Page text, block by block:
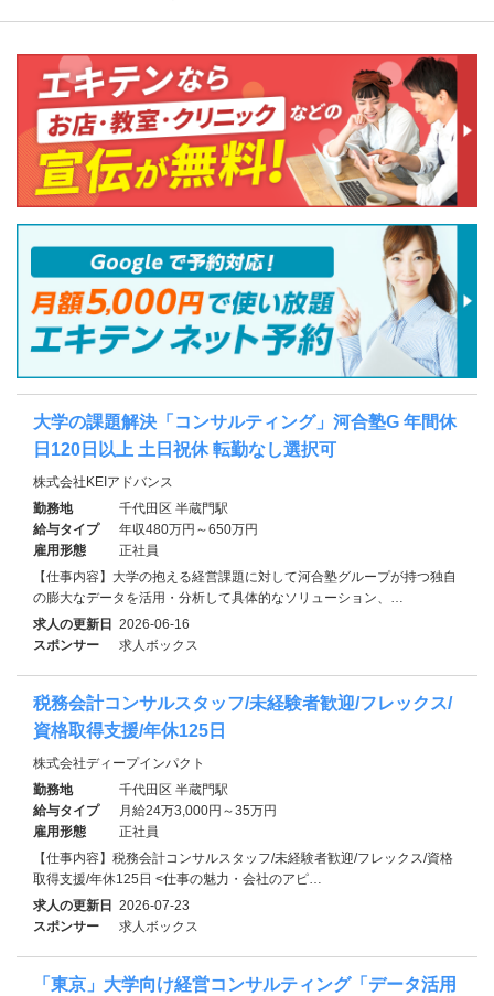
大学の課題解決「コンサルティング」河合塾G 年間休
日120日以上 土日祝休 転勤なし選択可
株式会社KEIアドバンス
勤務地
千代田区 半蔵門駅
給与タイプ
年収480万円～650万円
雇用形態
正社員
【仕事内容】大学の抱える経営課題に対して河合塾グループが持つ独自
の膨大なデータを活用・分析して具体的なソリューション、…
求人の更新日 2026-06-16
スポンサー
求人ボックス
税務会計コンサルスタッフ/未経験者歓迎/フレックス/
資格取得支援/年休125日
株式会社ディープインパクト
勤務地
千代田区 半蔵門駅
給与タイプ
月給24万3,000円～35万円
雇用形態
正社員
【仕事内容】税務会計コンサルスタッフ/未経験者歓迎/フレックス/資格
取得支援/年休125日 <仕事の魅力・会社のアピ…
求人の更新日 2026-07-23
スポンサー
求人ボックス
「東京」大学向け経営コンサルティング「データ活用